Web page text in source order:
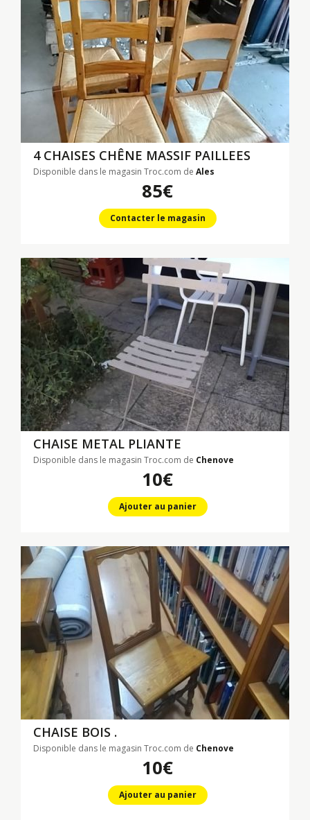
4 CHAISES CHÊNE MASSIF PAILLEES
Disponible dans le magasin Troc.com de Ales
85€
Contacter le magasin
CHAISE METAL PLIANTE
Disponible dans le magasin Troc.com de Chenove
10€
Ajouter au panier
CHAISE BOIS .
Disponible dans le magasin Troc.com de Chenove
10€
Ajouter au panier